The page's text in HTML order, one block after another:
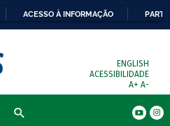
ACESSO À INFORMAÇÃO
ENGLISH
ACESSIBILIDADE
A+ A-